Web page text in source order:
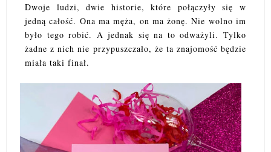
Dwoje ludzi, dwie historie, które połączyły się w
jedną całość. Ona ma męża, on ma żonę. Nie wolno im
było tego robić. A jednak się na to odważyli. Tylko
żadne z nich nie przypuszczało, że ta znajomość będzie
miała taki finał.